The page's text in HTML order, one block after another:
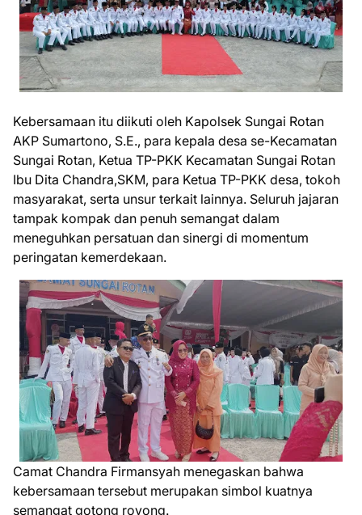
Kebersamaan itu diikuti oleh Kapolsek Sungai Rotan
AKP Sumartono, S.E., para kepala desa se-Kecamatan
Sungai Rotan, Ketua TP-PKK Kecamatan Sungai Rotan
Ibu Dita Chandra,SKM, para Ketua TP-PKK desa, tokoh
masyarakat, serta unsur terkait lainnya. Seluruh jajaran
tampak kompak dan penuh semangat dalam
meneguhkan persatuan dan sinergi di momentum
peringatan kemerdekaan.
Camat Chandra Firmansyah menegaskan bahwa
kebersamaan tersebut merupakan simbol kuatnya
semangat gotong royong.